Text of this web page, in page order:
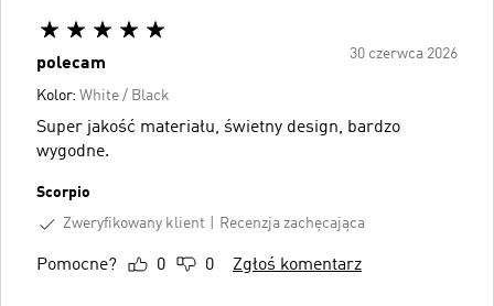
30 czerwca 2026
polecam
Kolor: White / Black
Super jakość materiału, świetny design, bardzo
wygodne.
Scorpio
Zweryfikowany klient
Recenzja zachęcająca
Pomocne? 0 0 Zgłoś komentarz